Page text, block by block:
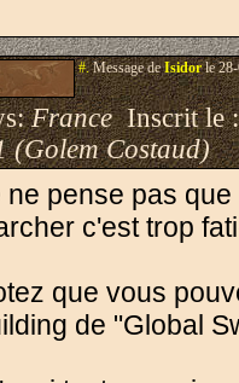
#.Message deIsidorle 28-
FranceInscrit le
(Golem Costaud)
ne pense pas
c'est trop
que vous
de "Global